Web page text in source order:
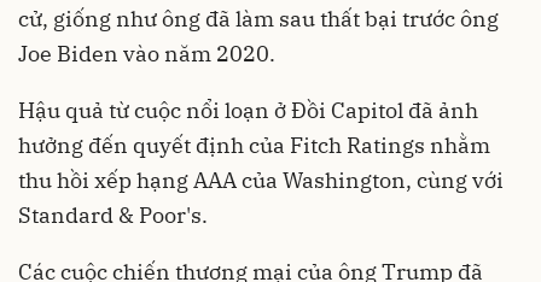
cử, giống như ông đã làm sau thất bại trước ông
Joe Biden vào năm 2020.
Hậu quả từ cuộc nổi loạn ở Đồi Capitol đã ảnh
hưởng đến quyết định của Fitch Ratings nhằm
thu hồi xếp hạng AAA của Washington, cùng với
Standard & Poor's.
Các cuộc chiến thương mại của ông Trump đã